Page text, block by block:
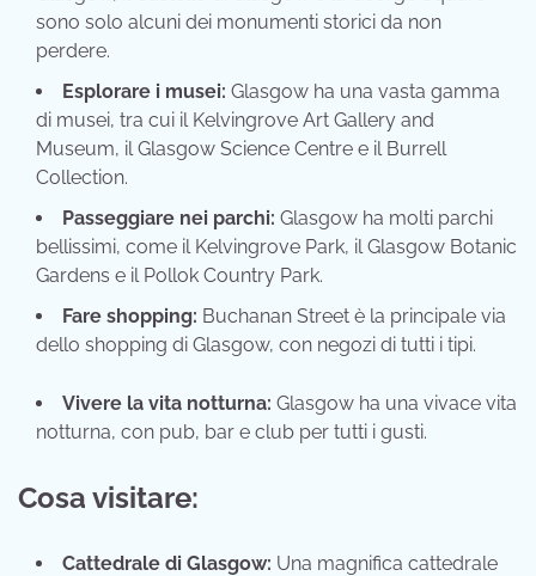
sono solo alcuni dei monumenti storici da non
perdere.
Esplorare i musei: Glasgow ha una vasta gamma
di musei, tra cui il Kelvingrove Art Gallery and
Museum, il Glasgow Science Centre e il Burrell
Collection.
Passeggiare nei parchi: Glasgow ha molti parchi
bellissimi, come il Kelvingrove Park, il Glasgow Botanic
Gardens e il Pollok Country Park.
Fare shopping: Buchanan Street è la principale via
dello shopping di Glasgow, con negozi di tutti i tipi.
Vivere la vita notturna: Glasgow ha una vivace vita
notturna, con pub, bar e club per tutti i gusti.
Cosa visitare:
Cattedrale di Glasgow: Una magnifica cattedrale